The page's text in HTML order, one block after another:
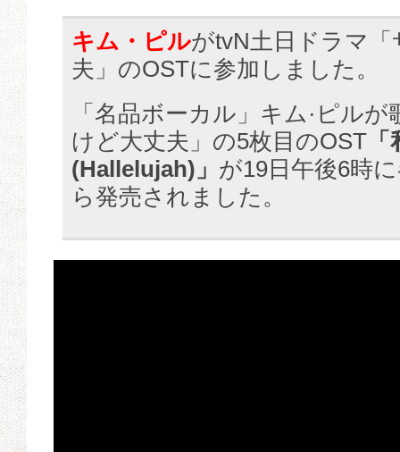
キム・ピルがtvN土日ドラマ
夫」のOSTに参加しました。
「名品ボーカル」キム·ピル
けど大丈夫」の5枚目のOST
(Hallelujah)」 が19日午後6時
ら発売されました。